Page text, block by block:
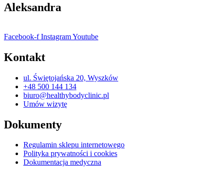
Aleksandra
Facebook-f InstagramYoutube
Kontakt
ul. Świętojańska 20, Wyszków
+48 500 144 134
biuro@healthybodyclinic.pl
Umów wizytę
Dokumenty
Regulamin sklepu internetowego
Polityka prywatności i cookies
Dokumentacja medyczna